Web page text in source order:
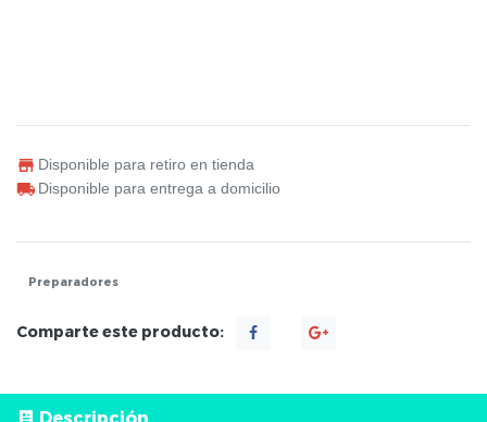
Disponible para retiro en tienda
Disponible para entrega a domicilio
Preparadores
Comparte este producto:
Descripción